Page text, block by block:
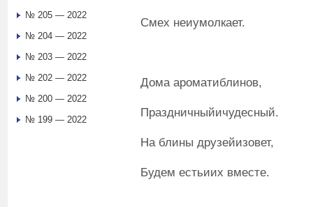
Смех неиумолкает.
Дома ароматиблинов,
Праздничныйичудесный.
На блины друзейизовет,
Будем естьиих вместе.
№ 205 — 2022
№ 204 — 2022
№ 203 — 2022
№ 202 — 2022
№ 200 — 2022
№ 199 — 2022